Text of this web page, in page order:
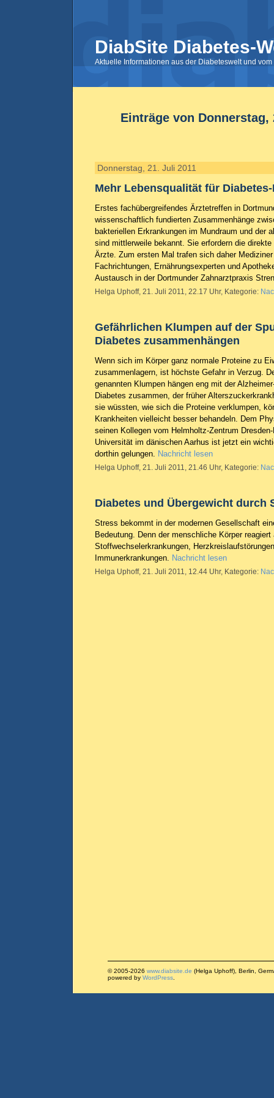
DiabSite Diabetes-
Aktuelle Informationen aus der Diabeteswelt und
Einträge von Donnerstag,
Donnerstag, 21. Juli 2011
Mehr Lebensqualität für
Erstes fachübergreifendes Ärztetreffen in
wissenschaftlich fundierten Zusammenhänge
bakteriellen Erkrankungen im Mundraum und der
sind mittlerweile bekannt. Sie erfordern die
Ärzte. Zum ersten Mal trafen sich daher
Fachrichtungen, Ernährungsexperten und
Austausch in der Dortmunder Zahnarztpraxis
Helga Uphoff, 21. Juli 2011, 22.17 Uhr, Kategorie:
Gefährlichen Klumpen auf der
Diabetes zusammenhängen
Wenn sich im Körper ganz normale Proteine zu
zusammenlagern, ist höchste Gefahr in Verzug.
genannten Klumpen hängen eng mit der
Diabetes zusammen, der früher
sie wüssten, wie sich die Proteine verklumpen,
Krankheiten vielleicht besser behandeln. Dem
seinen Kollegen vom Helmholtz-Zentrum
Universität im dänischen Aarhus ist jetzt ein
dorthin gelungen. Nachricht lesen
Helga Uphoff, 21. Juli 2011, 21.46 Uhr, Kategorie:
Diabetes und Übergewicht durch
Stress bekommt in der modernen Gesellschaft
Bedeutung. Denn der menschliche Körper
Stoffwechselerkrankungen,
Immunerkrankungen. Nachricht lesen
Helga Uphoff, 21. Juli 2011, 12.44 Uhr, Kategorie:
© 2005-2026 www.diabsite.de (Helga Uphoff), Berlin,
powered by WordPress.